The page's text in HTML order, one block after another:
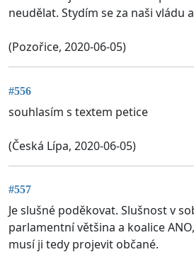
neudělat. Stydím se za naši vládu
(Pozořice, 2020-06-05)
#556
souhlasím s textem petice
(Česká Lípa, 2020-06-05)
#557
Je slušné poděkovat. Slušnost v
parlamentní většina a koalice ANO,
musí ji tedy projevit občané.